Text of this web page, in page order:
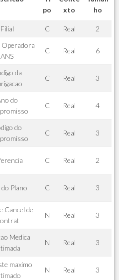
po
xto
ho
Filial C Real
2
Operadora
ANS
C Real 6
da
C Real 3
do
C Real 4
do
C Real 3
C Real 2
Plano C Real 3
Cancel de
N Real 3
Medica
N Real 3
maximo
N Real 3